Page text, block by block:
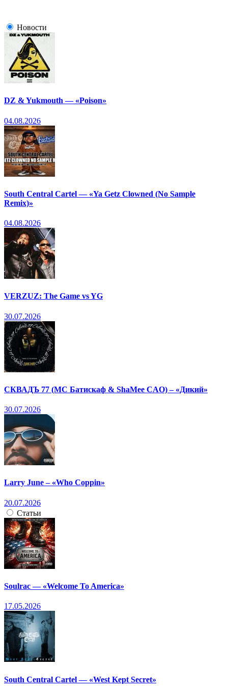
Новости
DZ & Yukmouth — «Poison»
04.08.2026
South Central Cartel — «Ya Getz Clowned (No Sample
Remix)»
04.08.2026
VERZUZ: The Game vs YG
30.07.2026
СКВАДЪ 77 (МС Батискаф & ShaMee CAO) – «Дикий»
30.07.2026
Larry June – «Who Coppin»
20.07.2026
Статьи
Soulrac — «Welcome To America»
17.05.2026
South Central Cartel — «West Kept Secret»